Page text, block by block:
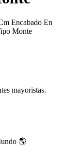
Encabado En
Monte
mayoristas.
🌎